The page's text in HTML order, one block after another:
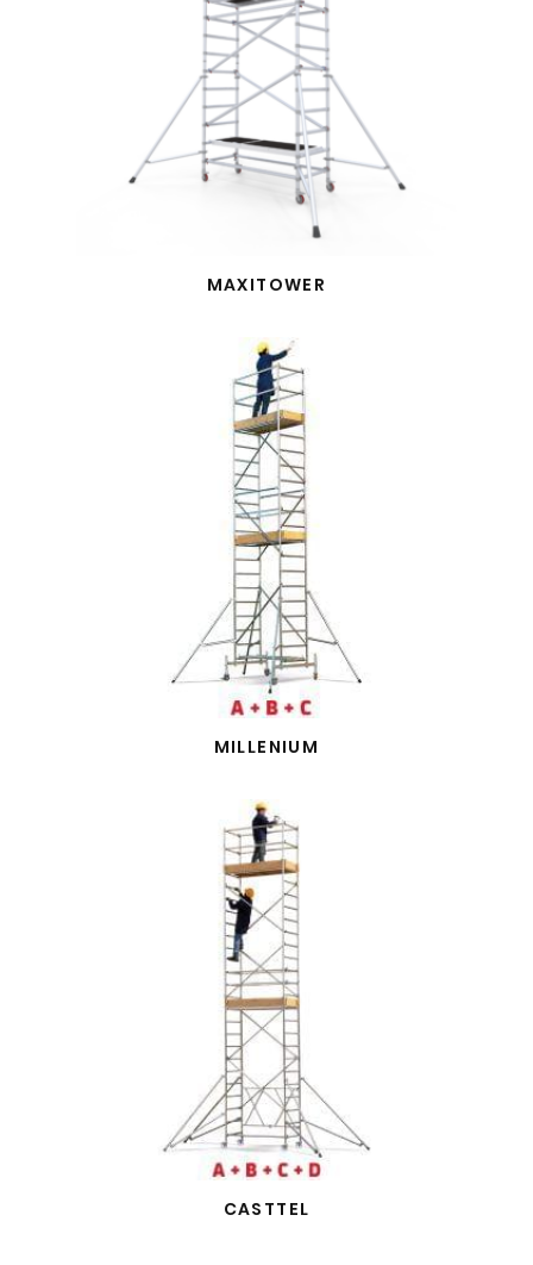
MAXITOWER
MILLENIUM
CASTTEL